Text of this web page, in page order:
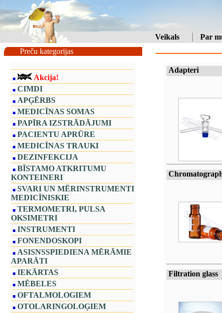
Veikals
Par
Preču kategorijas
Akcija!
CIMDI
APĢĒRBS
MEDICĪNAS SOMAS
PAPĪRA IZSTRĀDĀJUMI
PACIENTU APRŪRE
MEDICĪNAS TRAUKI
DEZINFEKCIJA
BĪSTAMO ATKRITUMU
KONTEINERI
SVARI UN MĒRINSTRUMENTI
MEDICĪNISKIE
TERMOMETRI, PULSA
OKSIMETRI
INSTRUMENTI
FONENDOSKOPI
ASISNSSPIEDIENA MĒRĀMIE
APARĀTI
IEKĀRTAS
MĒBELES
OFTALMOLOGIEM
OTOLARINGOLOĢIEM
Adapteri
Filtration glass